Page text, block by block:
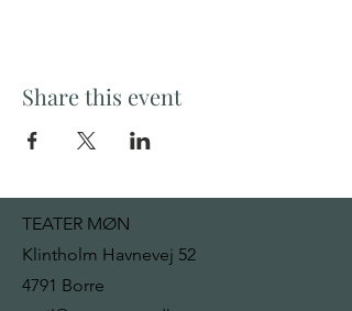
Forestillingen er for voksne og unge ned til
LÆS MERE
Share this event
TEATER MØN
Klintholm Havnevej 52
4791 Borre